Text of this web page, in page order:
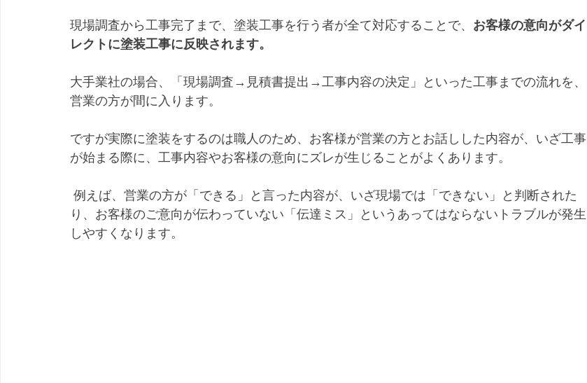
現場調査から工事完了まで、塗装工事を行う者が全て対応することで、 お客様の意向がダイ
レクトに塗装工事に反映されます。
大手業社の場合、「現場調査→見積書提出→工事内容の決定」といった工事までの流れを、
営業の方が間に入ります。
ですが実際に塗装をするのは職人のため、お客様が営業の方とお話しした内容が、いざ工事
が始まる際に、工事内容やお客様の意向にズレが生じることがよくあります。
り、お客様のご意向が伝わっていない「伝達ミス」というあってはならないトラブルが発生
しやすくなります。